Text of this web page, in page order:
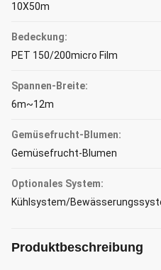
10X50m
Bedeckung:
PET 150/200micro Film
Spannen-Breite:
6m~12m
Gemüsefrucht-Blumen:
Gemüsefrucht-Blumen
Optionales System:
Kühlsystem/
Produktbeschreibung